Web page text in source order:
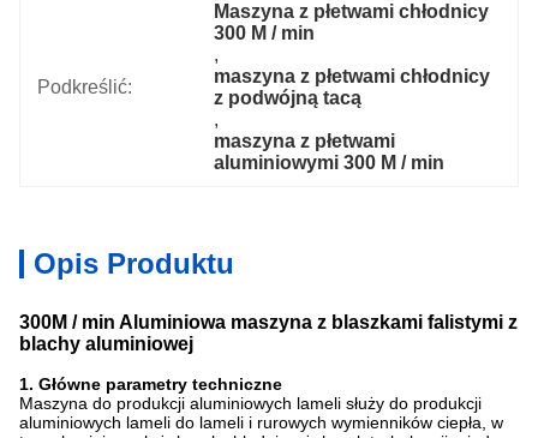
Podkreślić:
Maszyna z płetwami chłodnicy
300 M / min
,
maszyna z płetwami chłodnicy
z podwójną tacą
,
maszyna z płetwami
aluminiowymi 300 M / min
Opis Produktu
300M / min Aluminiowa maszyna z blaszkami falistymi z
blachy aluminiowej
1. Główne parametry techniczne
Maszyna do produkcji aluminiowych lameli służy do produkcji
aluminiowych lameli do lameli i rurowych wymienników ciepła, w